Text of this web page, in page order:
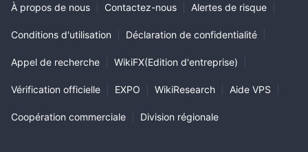
À propos de nous Contactez-nous Alertes de risque
Conditions d'utilisation Déclaration de confidentialité
Appel de recherche WikiFX(Edition d'entreprise)
Vérification officielle EXPO WikiResearch Aide VPS
Coopération commerciale Division régionale